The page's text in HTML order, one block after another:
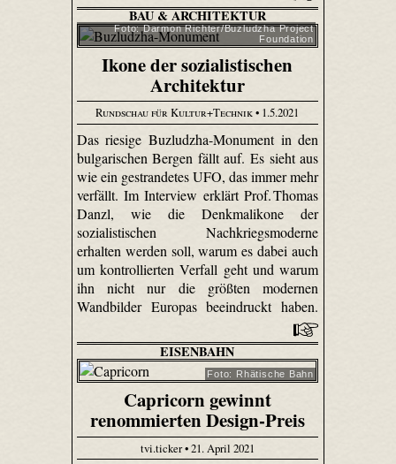
BAU & ARCHITEKTUR
Foto: Darmon Richter/Buzludzha Project
Foundation
Ikone der sozialistischen
Architektur
Rundschau für Kultur+Technik• 1.5.2021
Das riesige Buzludzha-Monument in den
bulgarischen Bergen fällt auf. Es sieht aus
wie ein gestrandetes UFO, das immer mehr
verfällt. Im Interview erklärt Prof. Thomas
Danzl, wie die Denkmalikone der
sozialistischen Nachkriegsmoderne
erhalten werden soll, warum es dabei auch
um kontrollierten Verfall geht und warum
ihn nicht nur die größten modernen
Wandbilder Europas beeindruckt haben.
EISENBAHN
Foto: Rhätische Bahn
Capricorn gewinnt
renommierten Design-Preis
tvi.ticker • 21. April 2021